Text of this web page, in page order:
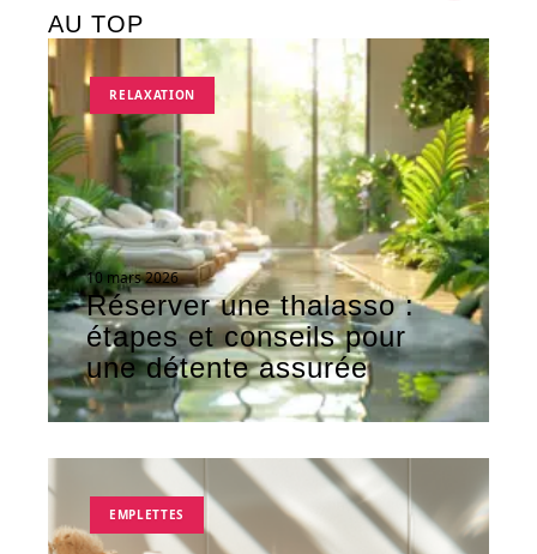
AU TOP
RELAXATION
10 mars 2026
Réserver une thalasso :
étapes et conseils pour
une détente assurée
EMPLETTES